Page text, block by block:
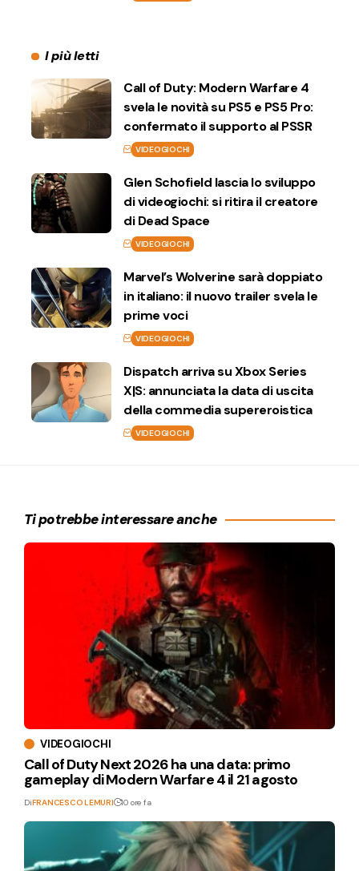
I più letti
Call of Duty: Modern Warfare 4
svela le novità su PS5 e PS5 Pro:
confermato il supporto al PSSR
VIDEOGIOCHI
Glen Schofield lascia lo sviluppo
di videogiochi: si ritira il creatore
di Dead Space
VIDEOGIOCHI
Marvel’s Wolverine sarà doppiato
in italiano: il nuovo trailer svela le
prime voci
VIDEOGIOCHI
Dispatch arriva su Xbox Series
X|S: annunciata la data di uscita
della commedia supereroistica
VIDEOGIOCHI
Ti potrebbe interessare anche
VIDEOGIOCHI
Call of Duty Next 2026 ha una data: primo
gameplay di Modern Warfare 4 il 21 agosto
DiFRANCESCO LEMURI 10 ore fa